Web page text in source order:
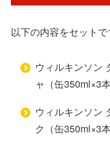
以下の内容をセットで
ウィルキンソン
ャ（缶350ml×3本
ウィルキンソン
ク（缶350ml×3本